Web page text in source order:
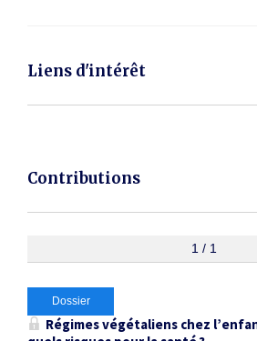
Liens d'intérêt
Contributions
1 / 1
Dossier
Régimes végétaliens chez